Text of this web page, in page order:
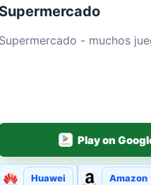
Supermercado
Supermercado - muchos
Play on
Huawei Amazon